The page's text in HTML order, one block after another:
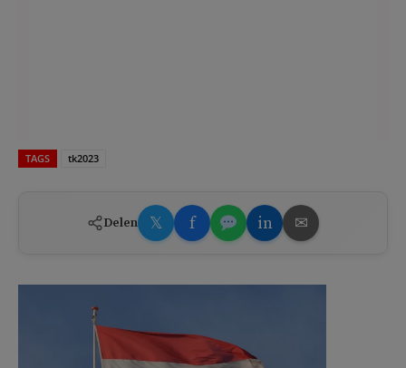
TAGS tk2023
Delen 𝕏 f in ✉